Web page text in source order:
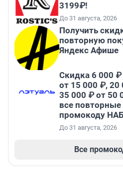
3199₽!
До 31 августа, 2026
Получить
повторную
Яндекс Афише
Скидка 6 000
от 15 000 ₽, 20
35 000 ₽ от 50
все
промокоду
До 31 августа, 2026
Все